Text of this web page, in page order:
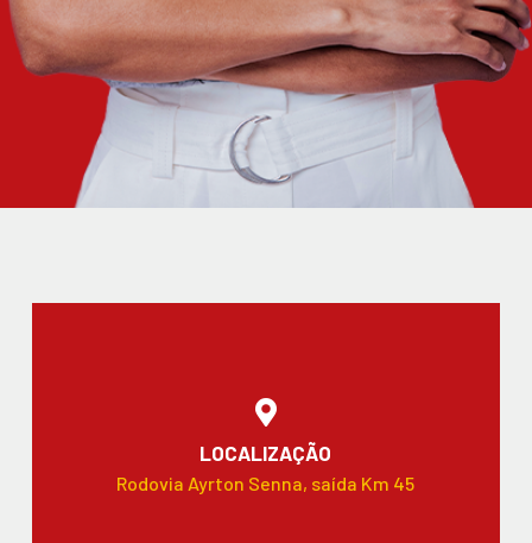
LOCALIZAÇÃO
Rodovia Ayrton Senna, saída Km 45